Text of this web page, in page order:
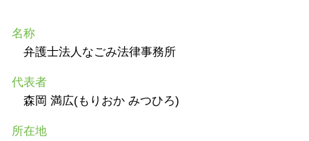
名称
弁護士法人なごみ法律事務所
代表者
森岡 満広(もりおか みつひろ)
所在地